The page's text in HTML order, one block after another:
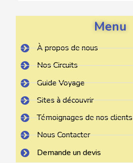
Menu
À propos de nous
Nos Circuits
Guide Voyage
Sites à découvrir
Témoignages de nos clients
Nous Contacter
Demande un devis